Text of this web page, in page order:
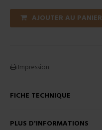
AJOUTER AU PANIER
Impression
FICHE TECHNIQUE
PLUS D'INFORMATIONS